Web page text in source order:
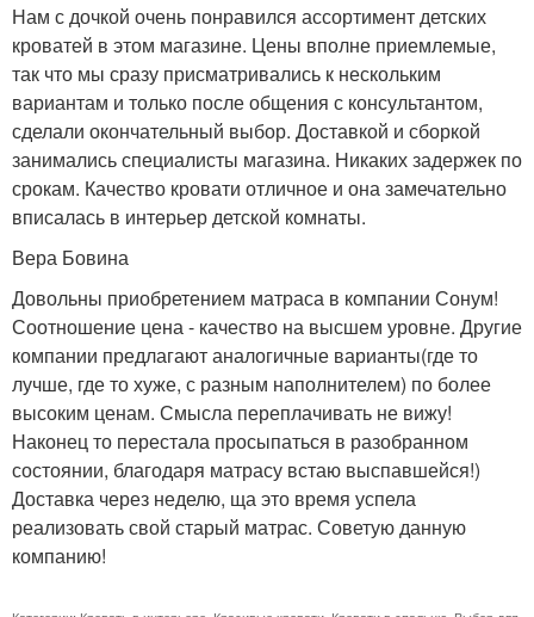
Нам с дочкой очень понравился ассортимент детских
кроватей в этом магазине. Цены вполне приемлемые,
так что мы сразу присматривались к нескольким
вариантам и только после общения с консультантом,
сделали окончательный выбор. Доставкой и сборкой
занимались специалисты магазина. Никаких задержек по
срокам. Качество кровати отличное и она замечательно
вписалась в интерьер детской комнаты.
​Вера Бовина
Довольны приобретением матраса в компании Сонум!
Соотношение цена - качество на высшем уровне. Другие
компании предлагают аналогичные варианты(где то
лучше, где то хуже, с разным наполнителем) по более
высоким ценам. Смысла переплачивать не вижу!
Наконец то перестала просыпаться в разобранном
состоянии, благодаря матрасу встаю выспавшейся!)
Доставка через неделю, ща это время успела
реализовать свой старый матрас. Советую данную
компанию!